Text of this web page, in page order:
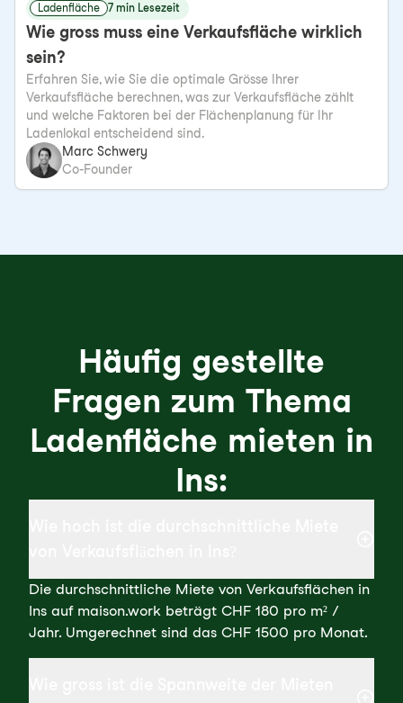
Ladenfläche 7 min Lesezeit
Wie gross muss eine Verkaufsfläche wirklich
sein?
Erfahren Sie, wie Sie die optimale Grösse Ihrer
Verkaufsfläche berechnen, was zur Verkaufsfläche zählt
und welche Faktoren bei der Flächenplanung für Ihr
Ladenlokal entscheidend sind.
Marc Schwery
Co-Founder
Häufig gestellte
Fragen zum Thema
Ladenfläche mieten in
Ins:
Die durchschnittliche Miete von Verkaufsflächen in
Ins auf maison.work beträgt CHF 180 pro m² /
Jahr. Umgerechnet sind das CHF 1500 pro Monat.